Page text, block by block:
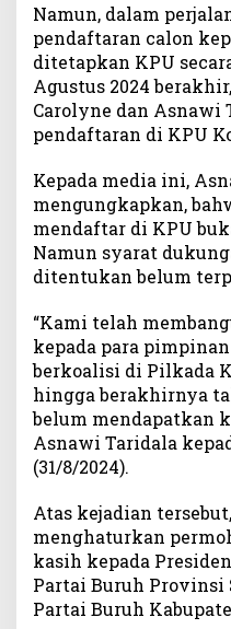
a
:
T
e
r
i
a
K
a
s
h
r
e
s
i
d
e
a
r
a
i
B
Namun, dalam
pendaftaran calon
ditetapkan KPU
Agustus 2024
Carolyne dan
pendaftaran di KPU
Kepada media ini,
mengungkapkan,
mendaftar di KPU
Namun syarat
ditentukan belum
“Kami telah
kepada para
berkoalisi di Pilkada
hingga berakhirnya
belum mendapatkan
Asnawi Taridala
(31/8/2024).
Atas kejadian
menghaturkan
kasih kepada
Partai Buruh Provinsi
Partai Buruh